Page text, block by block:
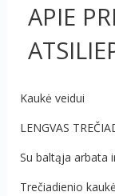
APIE
Kaukė veidui
LENGVAS
Su baltąja arbata
Trečiadienio